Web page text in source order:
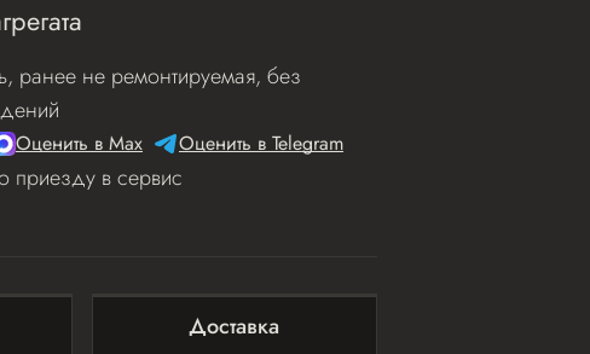
ранее не ремонтируемая, без
Оценить в Мах Оценить в Telegram
приезду в сервис
Доставка